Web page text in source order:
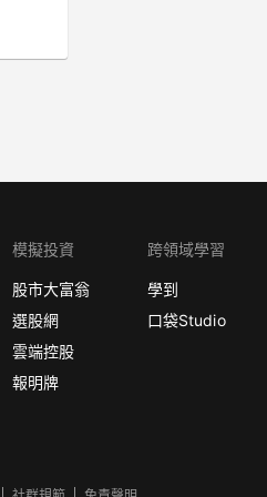
模擬投資
股市大富翁
選股網
雲端控股
報明牌
跨領域學習
學到
口袋Studio